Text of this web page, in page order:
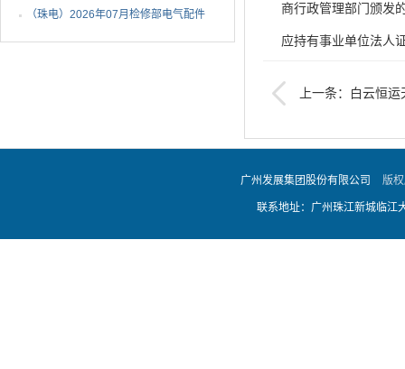
商行政管理部门颁发
应持有事业单位法人
上一条：白云恒
购项目公告
年非开挖燃气管道精确...
（珠电）2026年07月检修部电气配件
1批成交候选人公示
广州发展集团股份有限公司 版
联系地址：广州珠江新城临江